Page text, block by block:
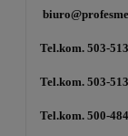
Tel.kom. 503-
Tel.kom. 503-
Tel.kom. 500-